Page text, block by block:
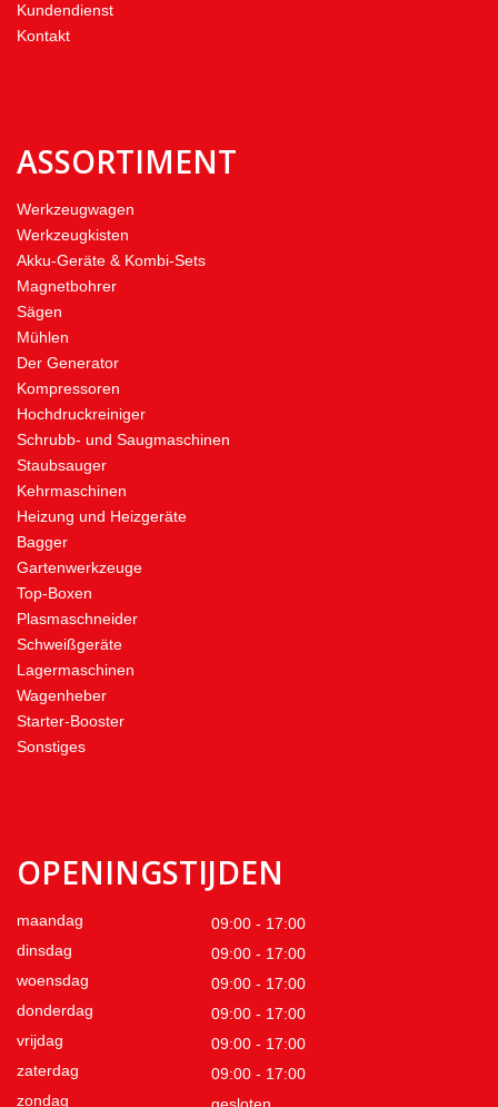
Kundendienst
Kontakt
ASSORTIMENT
Werkzeugwagen
Werkzeugkisten
Akku-Geräte & Kombi-Sets
Magnetbohrer
Sägen
Mühlen
Der Generator
Kompressoren
Hochdruckreiniger
Schrubb- und Saugmaschinen
Staubsauger
Kehrmaschinen
Heizung und Heizgeräte
Bagger
Gartenwerkzeuge
Top-Boxen
Plasmaschneider
Schweißgeräte
Lagermaschinen
Wagenheber
Starter-Booster
Sonstiges
OPENINGSTIJDEN
maandag
09:00 - 17:00
dinsdag
09:00 - 17:00
woensdag
09:00 - 17:00
donderdag
09:00 - 17:00
vrijdag
09:00 - 17:00
zaterdag
09:00 - 17:00
zondag